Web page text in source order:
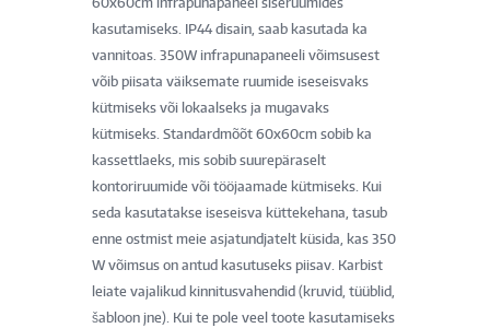
kasutamiseks. IP44 disain, saab kasutada ka
vannitoas. 350W infrapunapaneeli võimsusest
võib piisata väiksemate ruumide iseseisvaks
kütmiseks või lokaalseks ja mugavaks
kütmiseks. Standardmõõt 60x60cm sobib ka
kassettlaeks, mis sobib suurepäraselt
kontoriruumide või tööjaamade kütmiseks. Kui
seda kasutatakse iseseisva küttekehana, tasub
enne ostmist meie asjatundjatelt küsida, kas 350
W võimsus on antud kasutuseks piisav. Karbist
leiate vajalikud kinnitusvahendid (kruvid, tüüblid,
šabloon jne). Kui te pole veel toote kasutamiseks